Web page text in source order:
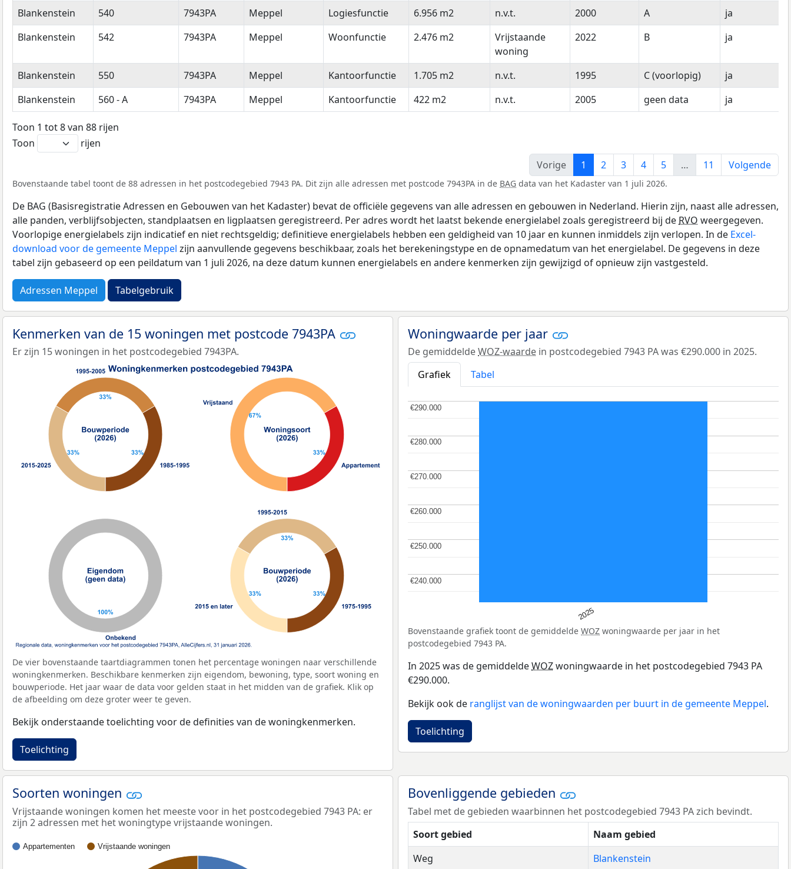
Blankenstein
540 7943PA Meppel Logiesfunctie 6.956 m2 n.v.t. 2000 A
ja
Blankenstein
542 7943PA Meppel Woonfunctie 2.476 m2
Vrijstaande
woning
2022 B ja
Blankenstein 550 7943PA Meppel Kantoorfunctie 1.705 m2 n.v.t. 1995 C (voorlopig)
ja
Blankenstein
560 - A 7943PA Meppel Kantoorfunctie 422 m2 n.v.t. 2005 geen data ja
Toon 1 tot 8 van 88 rijen
Toon
rijen
Vorige
1 2 3 4 5 … 11 Volgende
Bovenstaande tabel toont de 88 adressen in het postcodegebied 7943 PA. Dit zijn alle adressen met postcode 7943PA in de BAG data van het Kadaster van 1 juli 2026.
De BAG (Basisregistratie Adressen en Gebouwen van het Kadaster) bevat de officiële gegevens van alle adressen en gebouwen in Nederland. Hierin zijn, naast alle adressen,
alle panden, verblijfsobjecten, standplaatsen en ligplaatsen geregistreerd. Per adres wordt het laatst bekende energielabel zoals geregistreerd bij de RVO weergegeven.
Voorlopige energielabels zijn indicatief en niet rechtsgeldig; definitieve energielabels hebben een geldigheid van 10 jaar en kunnen inmiddels zijn verlopen. In de Excel-
download voor de gemeente Meppel zijn aanvullende gegevens beschikbaar, zoals het berekeningstype en de opnamedatum van het energielabel. De gegevens in deze
tabel zijn gebaseerd op een peildatum van 1 juli 2026, na deze datum kunnen energielabels en andere kenmerken zijn gewijzigd of opnieuw zijn vastgesteld.
Adressen Meppel Tabelgebruik
Kenmerken van de 15 woningen met postcode 7943PA
Er zijn 15 woningen in het postcodegebied 7943PA.
De vier bovenstaande taartdiagrammen tonen het percentage woningen naar verschillende
woningkenmerken. Beschikbare kenmerken zijn eigendom, bewoning, type, soort woning en
bouwperiode. Het jaar waar de data voor gelden staat in het midden van de grafiek. Klik op
de afbeelding om deze groter weer te geven.
Bekijk onderstaande toelichting voor de definities van de woningkenmerken.
Toelichting
Woningwaarde per jaar
De gemiddeldeWOZ-waarde in postcodegebied 7943 PA was €290.000 in 2025.
Grafiek
Tabel
2025
€240.000
€240.000
€250.000
€250.000
€260.000
€260.000
€270.000
€270.000
€280.000
€280.000
€290.000
€290.000
Bovenstaande grafiek toont de gemiddelde WOZ woningwaarde per jaar in het
postcodegebied 7943 PA.
In 2025 was de gemiddeldeWOZwoningwaarde in het postcodegebied 7943 PA
€290.000.
Bekijk ook de ranglijst van de woningwaarden per buurt in de gemeente Meppel.
Toelichting
Soorten woningen
Vrijstaande woningen komen het meeste voor in het postcodegebied 7943 PA: er
zijn 2 adressen met het woningtype vrijstaande woningen.
Appartementen Vrijstaande woningen
Bovenliggende gebieden
Tabel met de gebieden waarbinnen het postcodegebied 7943 PA zich bevindt.
Soort gebied
Naam gebied
Weg
Blankenstein